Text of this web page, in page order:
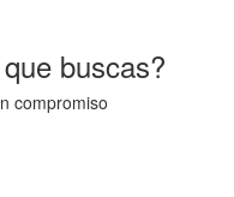
buscas?
compromiso